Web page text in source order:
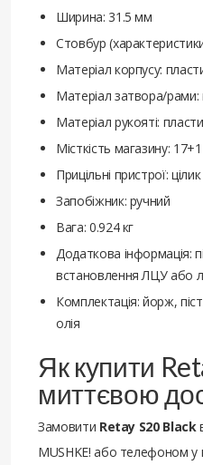
Ширина: 31.5 мм
Стовбур
Матеріал корпусу:
Матеріал затвора/
Матеріал рукояті:
Місткість магазину:
Прицільні пристрої:
Запобіжник: ручний
Вага: 0.924 кг
Додаткова інформація:
встановлення ЛЦУ або
Комплектація: йорж,
олія
Як купити
миттєвою
Замовити Retay S20 Black
MUSHKE! або телефоном